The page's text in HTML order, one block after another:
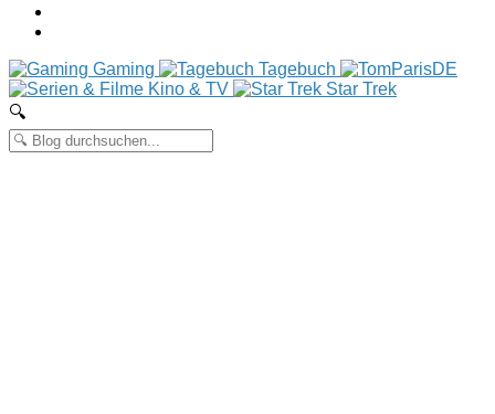
Gaming
Tagebuch
Kino & TV
Star Trek
🔍